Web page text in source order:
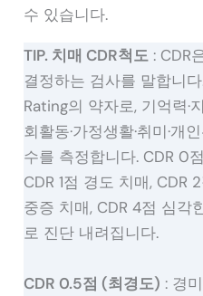
수 있습니다.
TIP. 치매 CDR척도 : CDR
결정하는 검사를 말합니
Rating의 약자로, 기억력·
회활동·가정생활·취미·개
수를 측정합니다. CDR 0
CDR 1점 경도 치매, CDR
중증 치매, CDR 4점 심각
로 진단 내려집니다.
CDR 0.5점 (최경도) : 경